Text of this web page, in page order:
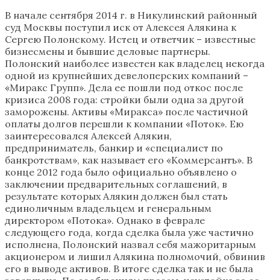
В начале сентября 2014 г. в Никулинский районный
суд Москвы поступил иск от Алексея Алякина к
Сергею Полонскому. Истец и ответчик – известные
бизнесмены и бывшие деловые партнеры.
Полонский наиболее известен как владелец некогда
одной из крупнейших девелоперских компаний –
«Миракс Групп». Дела ее пошли под откос после
кризиса 2008 года: стройки были одна за другой
заморожены. Активы «Миракса» после частичной
оплаты долгов перешли к компании «Поток». Ею
заинтересовался Алексей Алякин,
предприниматель, банкир и «специалист по
банкротствам», как называет его «Коммерсантъ». В
конце 2012 года было официально объявлено о
заключении предварительных соглашений, в
результате которых Алякин должен был стать
единоличным владельцем и генеральным
директором «Потока». Однако в феврале
следующего года, когда сделка была уже частично
исполнена, Полонский назвал себя мажоритарным
акционером и лишил Алякина полномочий, обвинив
его в выводе активов. В итоге сделка так и не была